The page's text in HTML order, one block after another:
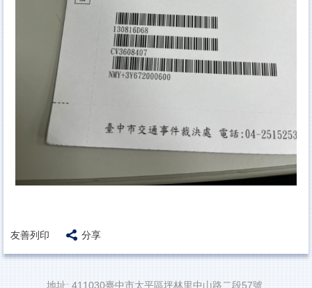
友善列印 分享
地址: 411030臺中市太平區坪林里中山路二段57號